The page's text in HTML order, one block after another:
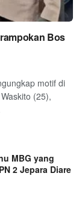
Bos
motif di
(25),
MBG yang
2 Jepara Diare